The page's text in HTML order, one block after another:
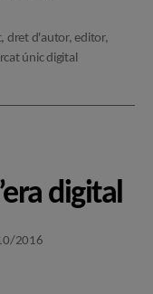
, dret d'autor,editor,
únic digital
digital
2016